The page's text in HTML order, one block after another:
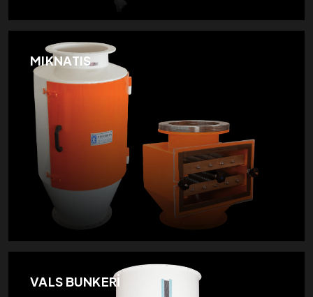
MIKNATIS
VALS BUNKERİ